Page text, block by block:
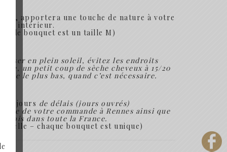
, apportera une touche de nature à votre
intérieur.
le bouquet est un taille M)
en plein soleil, évitez les endroits
un petit coup de sèche cheveux à 15/20
le plus bas, quand c’est nécessaire.
3 jours de délais (jours ouvrés)
de votre commande à Rennes ainsi que
envois dans toute la France.
– chaque bouquet est unique)